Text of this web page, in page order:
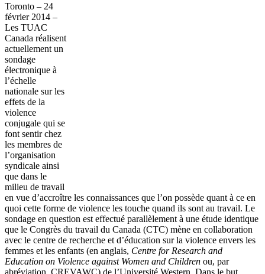
Toronto – 24
février2014 –
Les TUAC
Canada réalisent
actuellement un
sondage
électronique à
l’échelle
nationale surles
effets de la
violence
conjugale qui se
font sentir chez
les membres de
l’organisation
syndicale ainsi
que dans le
milieu de travail
en vue d’accroître les connaissances que l’on possède quant à ce en
quoi cette forme de violence les touche quand ils sont au travail. Le
sondage en question est effectué parallèlement à une étude identique
que le Congrès du travail du Canada (CTC) mène en collaboration
avec le centre de recherche et d’éducation surla violence envers les
femmes et les enfants (en anglais, Centre for Research and
Education on Violence against Women and Children ou, par
abréviation, CREVAWC) de l’Université Western. Dans le but